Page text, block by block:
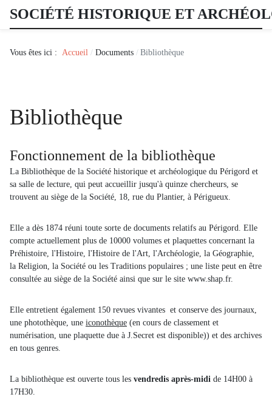
SOCIÉTÉ HISTORIQUE ET
Vous êtes ici : Accueil Documents Bibliothèque
Bibliothèque
Fonctionnement de la bibliothèque
La Bibliothèque de la Société historique et archéologique du Périgord et
sa salle de lecture, qui peut accueillir jusqu'à quinze chercheurs, se
trouvent au siège de la Société, 18, rue du Plantier, à Périgueux.
Elle a dès 1874 réuni toute sorte de documents relatifs au Périgord. Elle
compte actuellement plus de 10000 volumes et plaquettes concernant la
Préhistoire, l'Histoire, l'Histoire de l'Art, l'Archéologie, la Géographie,
la Religion, la Société ou les Traditions populaires ; une liste peut en être
consultée au siège de la Société ainsi que sur le site www.shap.fr.
Elle entretient également 150 revues vivantes et conserve des journaux,
une photothèque, une iconothèque (en cours de classement et
numérisation, une plaquette due à J.Secret est disponible)) et des archives
en tous genres.
La bibliothèque est ouverte tous les vendredis après-midi de 14H00 à
17H30.